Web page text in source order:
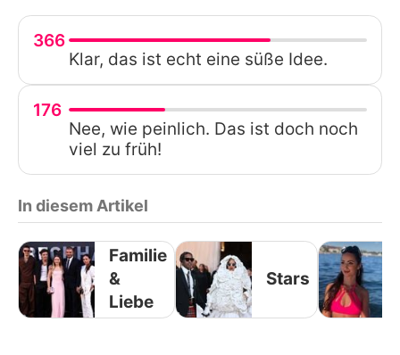
366
Klar, das ist echt eine süße Idee.
176
Nee, wie peinlich. Das ist doch noch
viel zu früh!
In diesem Artikel
Familie
&
Liebe
Stars